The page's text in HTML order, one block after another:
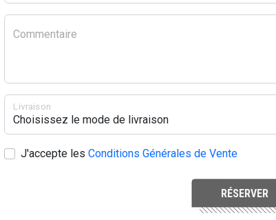
Commentaire
Livraison
J'accepte les Conditions Générales de Vente
RÉSERVER